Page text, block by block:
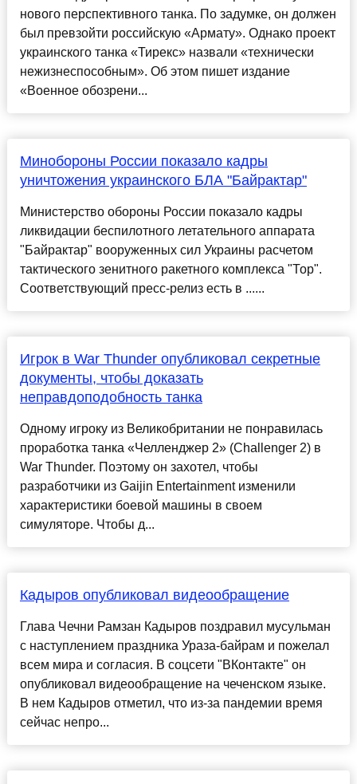
нового перспективного танка. По задумке, он должен
был превзойти российскую «Армату». Однако проект
украинского танка «Тирекс» назвали «технически
нежизнеспособным». Об этом пишет издание
«Военное обозрени...
Минобороны России показало кадры
уничтожения украинского БЛА "Байрактар"
Министерство обороны России показало кадры
ликвидации беспилотного летательного аппарата
"Байрактар" вооруженных сил Украины расчетом
тактического зенитного ракетного комплекса "Тор".
Соответствующий пресс-релиз есть в ......
Игрок в War Thunder опубликовал секретные
документы, чтобы доказать
неправдоподобность танка
Одному игроку из Великобритании не понравилась
проработка танка «Челленджер 2» (Challenger 2) в
War Thunder. Поэтому он захотел, чтобы
разработчики из Gaijin Entertainment изменили
характеристики боевой машины в своем
симуляторе. Чтобы д...
Кадыров опубликовал видеообращение
Глава Чечни Рамзан Кадыров поздравил мусульман
с наступлением праздника Ураза-байрам и пожелал
всем мира и согласия. В соцсети "ВКонтакте" он
опубликовал видеообращение на чеченском языке.
В нем Кадыров отметил, что из-за пандемии время
сейчас непро...